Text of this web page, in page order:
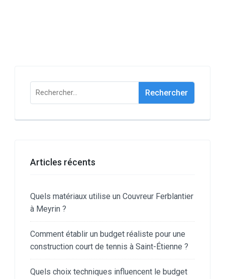
Rechercher :
Articles récents
Quels matériaux utilise un Couvreur Ferblantier
à Meyrin ?
Comment établir un budget réaliste pour une
construction court de tennis à Saint-Étienne ?
Quels choix techniques influencent le budget